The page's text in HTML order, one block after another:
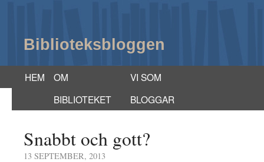
Biblioteksbloggen
HEM
OM
BIBLIOTEKET
VI SOM
BLOGGAR
Snabbt och gott?
13 SEPTEMBER, 2013